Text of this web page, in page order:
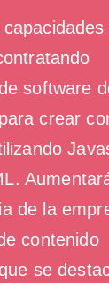
software
crear
de la
contenido
se